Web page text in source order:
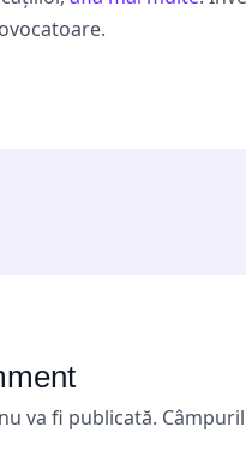
va fi publicată.